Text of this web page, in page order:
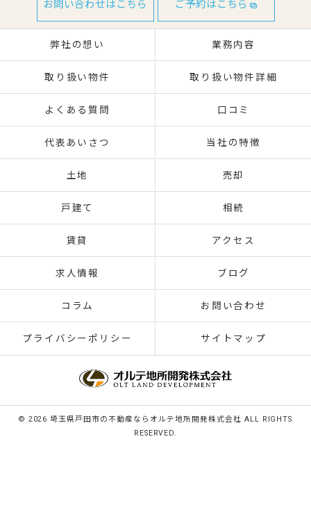
お問い合わせはこちら ご予約はこちら
弊社の想い 業務内容
取り扱い物件 取り扱い物件詳細
よくある質問 口コミ
代表あいさつ 当社の特徴
土地 売却
戸建て 相続
賃貸 アクセス
求人情報 ブログ
コラム お問い合わせ
プライバシーポリシー サイトマップ
© 2026 埼玉県戸田市の不動産ならオルテ地所開発株式会社 ALL RIGHTS
RESERVED.